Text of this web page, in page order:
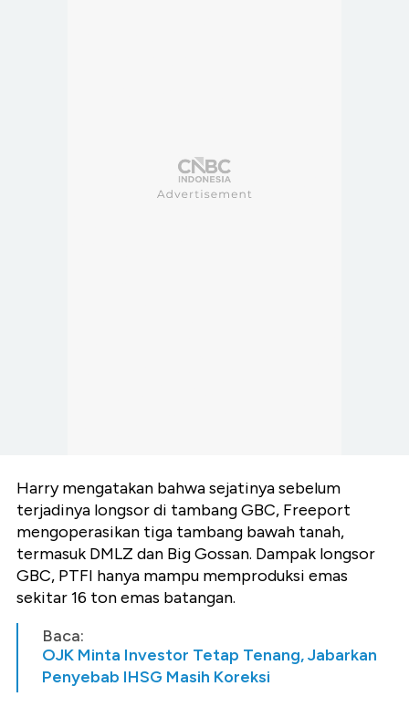
Harry mengatakan bahwa sejatinya sebelum
terjadinya longsor di tambang GBC, Freeport
mengoperasikan tiga tambang bawah tanah,
termasuk DMLZ dan Big Gossan. Dampak longsor
GBC, PTFI hanya mampu memproduksi emas
sekitar 16 ton emas batangan.
Baca:
OJK Minta Investor Tetap Tenang, Jabarkan
Penyebab IHSG Masih Koreksi